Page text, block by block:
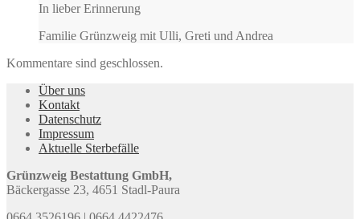
In lieber Erinnerung
Familie Grünzweig mit Ulli, Greti und Andrea
Kommentare sind geschlossen.
Über uns
Kontakt
Datenschutz
Impressum
Aktuelle Sterbefälle
Grünzweig Bestattung GmbH,
Bäckergasse 23, 4651 Stadl-Paura